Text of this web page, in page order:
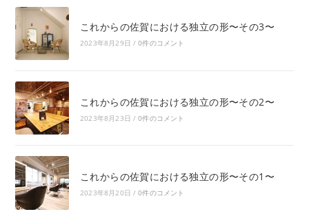
これからの佐賀における独立の形〜その3〜
2023年8月29日 / 0件のコメント
これからの佐賀における独立の形〜その2〜
2023年8月23日 / 0件のコメント
これからの佐賀における独立の形〜その1〜
2023年8月20日 / 0件のコメント